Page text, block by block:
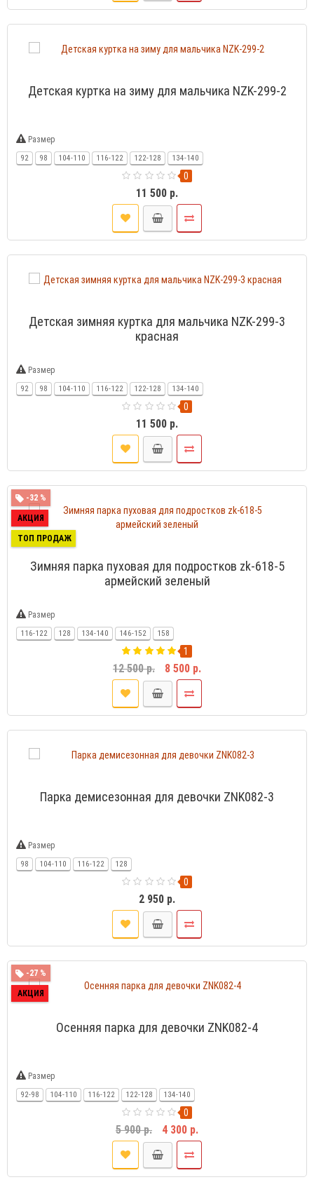
Детская куртка на зиму для мальчика NZK-299-2
Размер
92 98 104-110 116-122 122-128 134-140
0
11 500 р.
Детская зимняя куртка для мальчика NZK-299-3
красная
Размер
92 98 104-110 116-122 122-128 134-140
0
11 500 р.
-32 %
АКЦИЯ
ТОП ПРОДАЖ
Зимняя парка пуховая для подростков zk-618-5
армейский зеленый
Размер
116-122 128 134-140 146-152 158
1
12 500 р. 8 500 р.
Парка демисезонная для девочки ZNK082-3
Размер
98 104-110 116-122 128
0
2 950 р.
-27 %
АКЦИЯ
Осенняя парка для девочки ZNK082-4
Размер
92-98 104-110 116-122 122-128 134-140
0
5 900 р. 4 300 р.